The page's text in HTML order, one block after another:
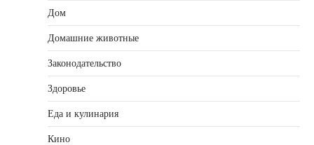
Дом
Домашние животные
Законодательство
Здоровье
Еда и кулинария
Кино